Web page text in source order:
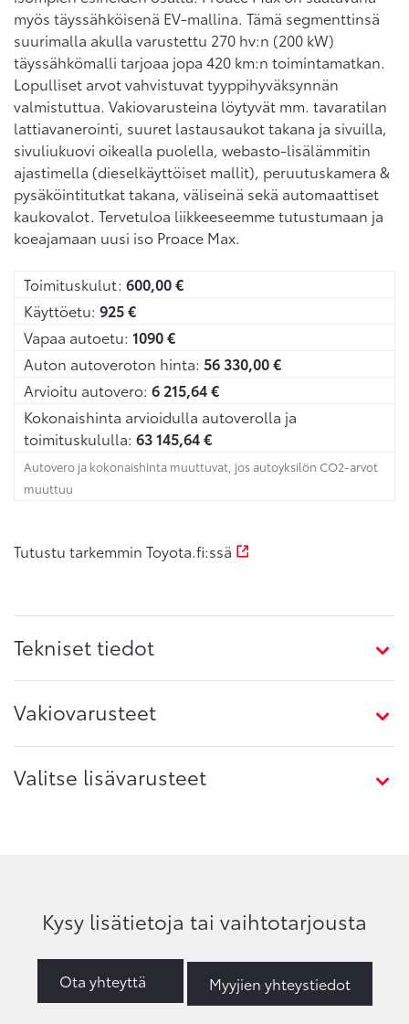
myös täyssähköisenä EV-mallina. Tämä segmenttinsä
suurimalla akulla varustettu 270 hv:n (200 kW)
täyssähkömalli tarjoaa jopa 420 km:n toimintamatkan.
Lopulliset arvot vahvistuvat tyyppihyväksynnän
valmistuttua. Vakiovarusteina löytyvät mm. tavaratilan
lattiavanerointi, suuret lastausaukot takana ja sivuilla,
sivuliukuovi oikealla puolella, webasto-lisälämmitin
ajastimella (dieselkäyttöiset mallit), peruutuskamera &
pysäköintitutkat takana, väliseinä sekä automaattiset
kaukovalot. Tervetuloa liikkeeseemme tutustumaan ja
koeajamaan uusi iso Proace Max.
Toimituskulut: 600,00€
Käyttöetu: 925€
Vapaa autoetu: 1090€
Auton autoveroton hinta: 56 330,00€
Arvioitu autovero: 6 215,64€
Kokonaishinta arvioidulla autoverolla ja
toimituskululla: 63 145,64€
Autovero ja kokonaishinta muuttuvat, jos autoyksilön CO2-arvot
muuttuu
Tutustu tarkemmin Toyota.fi:ssä
Tekniset tiedot
Vakiovarusteet
Valitse lisävarusteet
Kysy lisätietoja tai vaihtotarjousta
Ota yhteyttä Myyjien yhteystiedot